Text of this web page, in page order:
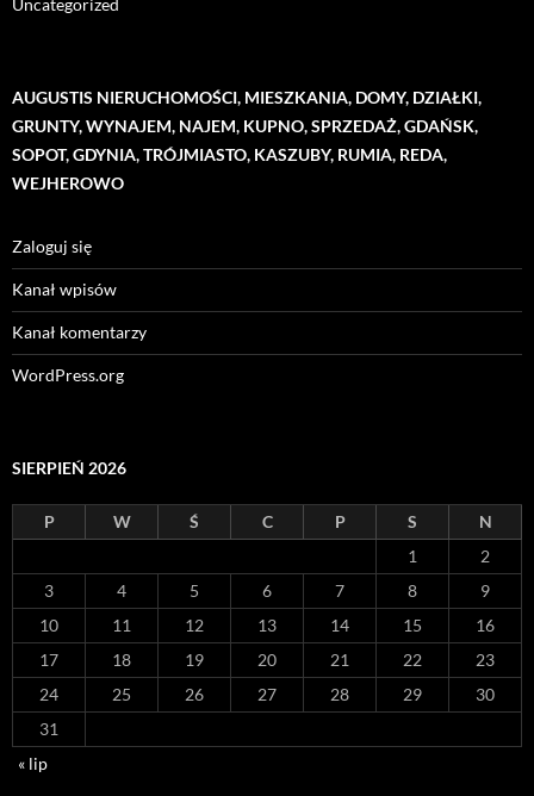
Uncategorized
AUGUSTIS NIERUCHOMOŚCI, MIESZKANIA, DOMY, DZIAŁKI,
GRUNTY, WYNAJEM, NAJEM, KUPNO, SPRZEDAŻ, GDAŃSK,
SOPOT, GDYNIA, TRÓJMIASTO, KASZUBY, RUMIA, REDA,
WEJHEROWO
Zaloguj się
Kanał wpisów
Kanał komentarzy
WordPress.org
SIERPIEŃ 2026
P W Ś C P S
N
1
2
3
4 5 6 7 8
9
10
11 12 13 14 15
16
17
18 19 20 21 22
23
24
25 26 27 28 29
30
31
« lip